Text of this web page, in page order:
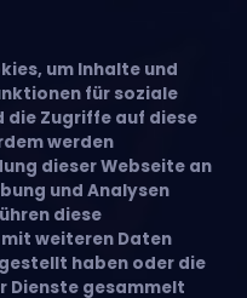
um Inhalte und
für soziale
die Zugriffe auf diese
werden
dieser Webseite an
und Analysen
diese
weiteren Daten
haben oder die
Dienste gesammelt